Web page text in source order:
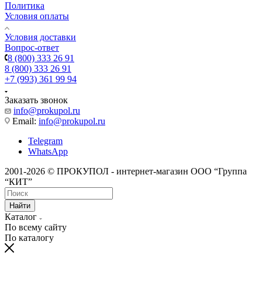
Политика
Условия оплаты
Условия доставки
Вопрос-ответ
8 (800) 333 26 91
8 (800) 333 26 91
+7 (993) 361 99 94
Заказать звонок
info@prokupol.ru
Email: info@prokupol.ru
Telegram
WhatsApp
2001-2026 © ПРОКУПОЛ - интернет-магазин ООО “Группа
“КИТ”
Найти
Каталог
По всему сайту
По каталогу